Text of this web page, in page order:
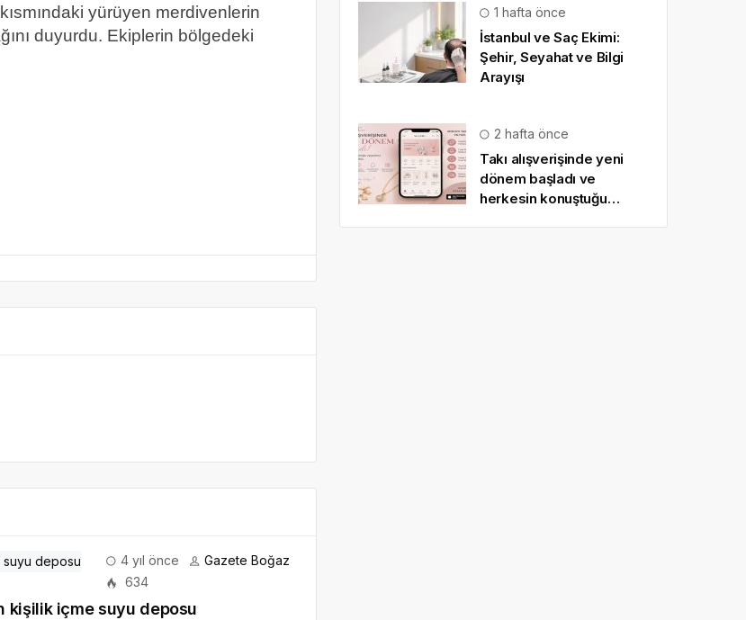
yürüyen merdivenlerin
duyurdu. Ekiplerin bölgedeki
4 yıl önce
Gazete Boğaz
634
kişilik içme suyu deposu
1 hafta önce
İstanbul ve Saç Ekimi:
Şehir, Seyahat ve Bilgi
Arayışı
2 hafta önce
Takı alışverişinde yeni
dönem başladı ve
herkesin konuştuğu